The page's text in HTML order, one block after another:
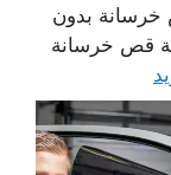
خرسانة بدون
قص خرسانة